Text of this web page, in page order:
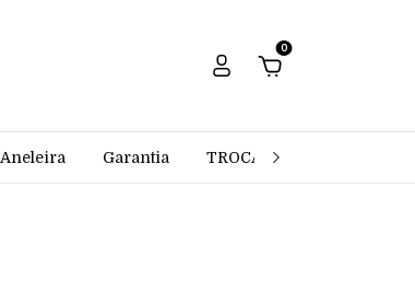
0
Aneleira Garantia TROCAS E DEVOLUÇÕES